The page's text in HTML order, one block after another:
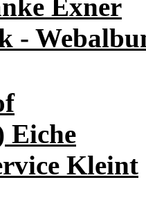
Exner
-
Eiche
Kleint